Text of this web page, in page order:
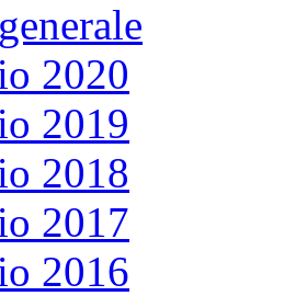
2020
2019
2018
2017
2016